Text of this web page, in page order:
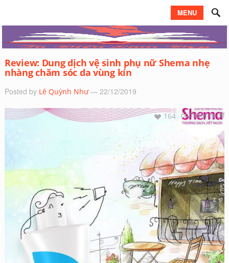
MENU
Review: Dung dịch vệ sinh phụ nữ Shema nhẹ
nhàng chăm sóc da vùng kín
Posted by Lê Quỳnh Như — 22/12/2019
comments off
164